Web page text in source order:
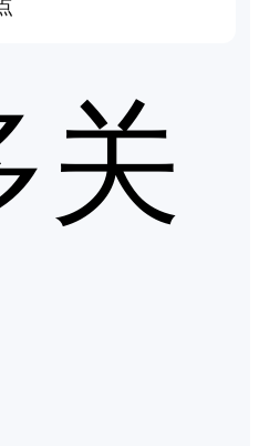
关